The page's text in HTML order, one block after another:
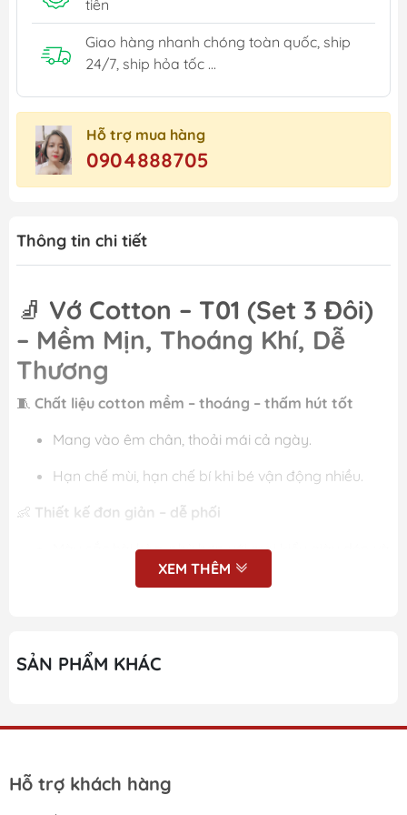
tiền
Giao hàng nhanh chóng toàn quốc, ship
24/7, ship hỏa tốc ...
Hỗ trợ mua hàng
0904888705
Thông tin chi tiết
🧦 Vớ Cotton – T01 (Set 3 Đôi)
– Mềm Mịn, Thoáng Khí, Dễ
Thương
🧵 Chất liệu cotton mềm – thoáng – thấm hút tốt
Mang vào êm chân, thoải mái cả ngày.
Hạn chế mùi, hạn chế bí khi bé vận động nhiều.
👶 Thiết kế đơn giản – dễ phối
Màu sắc hài hòa, phù hợp với mọi kiểu giày dép và
Ôm chân nhưng không siết, không để lại vết hằn.
XEM THÊM
SẢN PHẨM KHÁC
Hỗ trợ khách hàng